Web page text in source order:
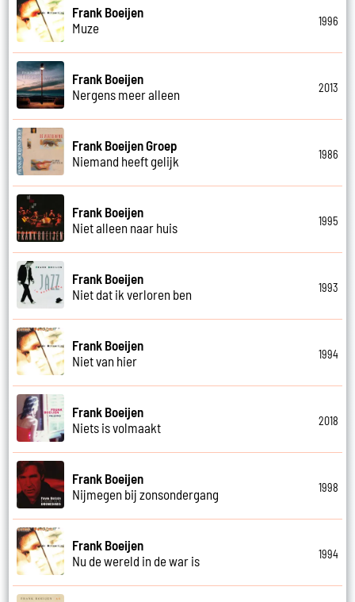
Frank Boeijen
Muze
1996
Frank Boeijen
Nergens meer alleen
2013
Frank Boeijen Groep
Niemand heeft gelijk
1986
Frank Boeijen
Niet alleen naar huis
1995
Frank Boeijen
Niet dat ik verloren ben
1993
Frank Boeijen
Niet van hier
1994
Frank Boeijen
Niets is volmaakt
2018
Frank Boeijen
Nijmegen bij zonsondergang
1998
Frank Boeijen
Nu de wereld in de war is
1994